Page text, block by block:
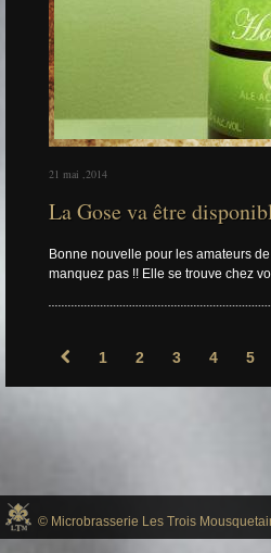
21 mai ,2014
La Gose va être
Bonne nouvelle pour les amateurs
manquez pas !! Elle se trouve chez
 1 2 3 4 5
© Microbrasserie Les Trois